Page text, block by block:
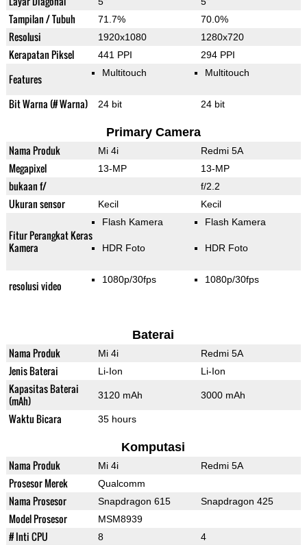
Tampilan / Tubuh 71.7% 70.0%
Resolusi 1920x1080 1280x720
Kerapatan Piksel 441 PPI 294 PPI
Features Multitouch Multitouch
Bit Warna (# Warna) 24 bit 24 bit
Primary Camera
Nama Produk Mi 4i Redmi 5A
Megapixel 13-MP 13-MP
bukaan f/ f/2.2
Ukuran sensor Kecil Kecil
Fitur Perangkat Keras
Kamera
Flash Kamera
HDR Foto
Flash Kamera
HDR Foto
resolusi video 1080p/30fps 1080p/30fps
Baterai
Nama Produk Mi 4i Redmi 5A
Jenis Baterai Li-Ion Li-Ion
Kapasitas Baterai
(mAh)
3120 mAh 3000 mAh
Waktu Bicara 35 hours
Komputasi
Nama Produk Mi 4i Redmi 5A
Prosesor Merek Qualcomm
Nama Prosesor Snapdragon 615 Snapdragon 425
Model Prosesor MSM8939
# Inti CPU 8 4